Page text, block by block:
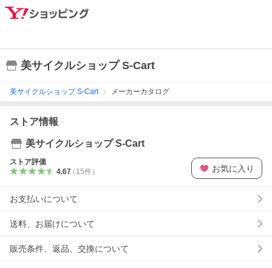
美サイクルショップ S-Cart
美サイクルショップ S-Cart メーカーカタログ
ストア情報
美サイクルショップ S-Cart
ストア評価
4.67（ 15件） お気に入り
お支払いについて
送料、お届けについて
販売条件、返品、交換について